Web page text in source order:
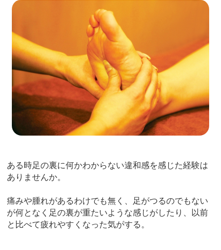
ある時足の裏に何かわからない違和感を感じた経験は
ありませんか。
痛みや腫れがあるわけでも無く、足がつるのでもない
が何となく足の裏が重たいような感じがしたり、以前
と比べて疲れやすくなった気がする。